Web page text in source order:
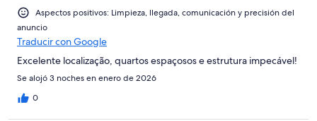
Aspectos positivos: Limpieza, llegada, comunicación y precisión del
anuncio
Traducir con Google
Excelente localização, quartos espaçosos e estrutura impecável!
Se alojó 3 noches en enero de 2026
0